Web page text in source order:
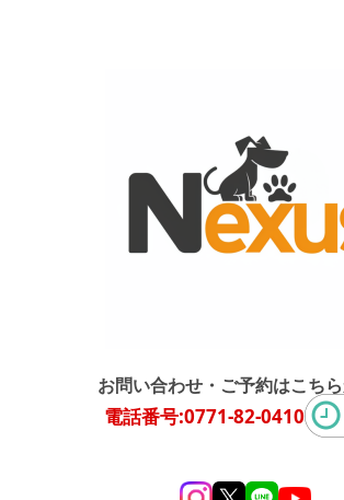
お問い合わせ・ご予約はこち
電話番号:0771-82-0410